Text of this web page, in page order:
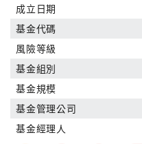
成立日期
基金代碼
風險等級
基金組別
基金規模
基金管理公司
基金經理人